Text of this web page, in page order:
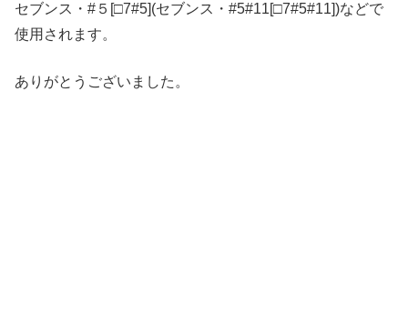
セブンス・#５[□7#5](セブンス・#5#11[□7#5#11])などで
使用されます。
ありがとうございました。